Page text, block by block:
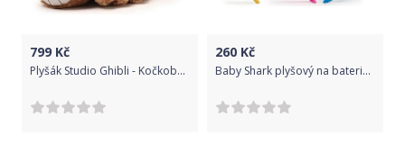
799 Kč
Plyšák Studio Ghibli - Kočkobus, menší
260 Kč
Baby Shark plyšový na baterie se zvukem- žlutý